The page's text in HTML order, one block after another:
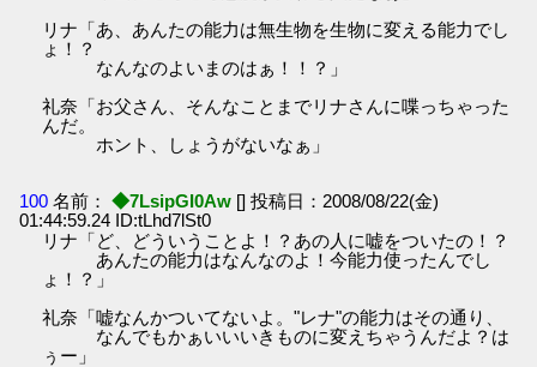
リナ「あ、あんたの能力は無生物を生物に変える能力でし
ょ！？
なんなのよいまのはぁ！！？」
礼奈「お父さん、そんなことまでリナさんに喋っちゃった
んだ。
ホント、しょうがないなぁ」
100 名前： ◆7LsipGI0Aw [] 投稿日：2008/08/22(金)
01:44:59.24 ID:tLhd7lSt0
リナ「ど、どういうことよ！？あの人に嘘をついたの！？
あんたの能力はなんなのよ！今能力使ったんでし
ょ！？」
礼奈「嘘なんかついてないよ。"レナ"の能力はその通り、
なんでもかぁいいいきものに変えちゃうんだよ？は
ぅー」